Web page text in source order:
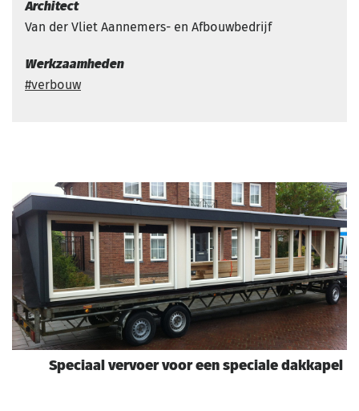
Architect
Van der Vliet Aannemers- en Afbouwbedrijf
Werkzaamheden
verbouw
Speciaal vervoer voor een speciale dakkapel